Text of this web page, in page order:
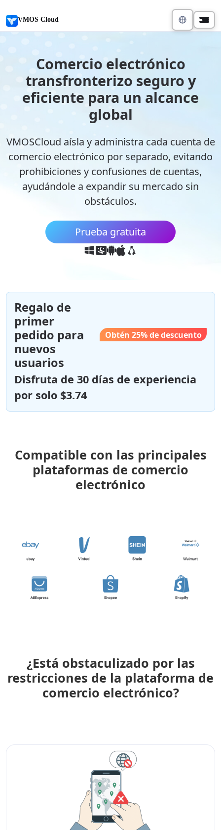
VMOS Cloud
Comercio electrónico
transfronterizo seguro y
eficiente para un alcance
global
VMOSCloud aísla y administra cada cuenta de
comercio electrónico por separado, evitando
prohibiciones y confusiones de cuentas,
ayudándole a expandir su mercado sin
obstáculos.
Prueba gratuita
Regalo de
primer
pedido para
nuevos
usuarios
Obtén 25% de descuento
Disfruta de 30 días de experiencia
por solo $3.74
Compatible con las principales
plataformas de comercio
electrónico
¿Está obstaculizado por las
restricciones de la plataforma de
comercio electrónico?